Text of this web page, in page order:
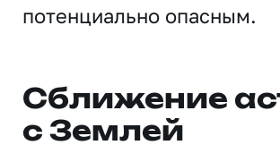
потенциально опасным.
Сближение
с Землей